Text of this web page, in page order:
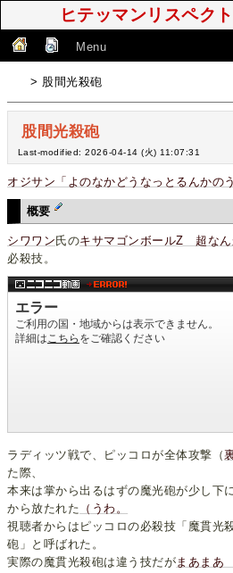
ヒテッマンリスペク
Menu
> 股間光殺砲
股間光殺砲
Last-modified: 2026-04-14 (火) 11:07:31
オジサン「よのなかどうなっとるんかのう
概要
シワワン氏のキサマゴンボールZ 超なん
必殺技。
ラディッツ戦で、ピッコロが全体攻撃（
た際、
本来は掌から出るはずの魔光砲が少し下
から放たれた （うわ。
視聴者からはピッコロの必殺技「魔貫光
砲」と呼ばれた。
実際の魔貫光殺砲は違う技だがまあまあ